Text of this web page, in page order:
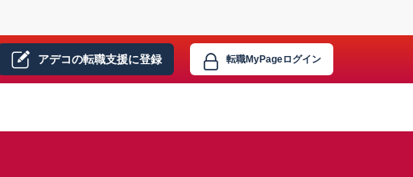
アデコの転職支援に登録 転職MyPageログイン